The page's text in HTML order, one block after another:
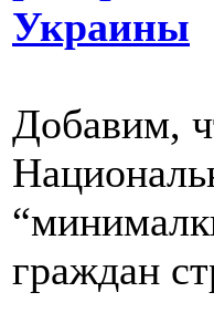
Украины
Добавим,
граждан